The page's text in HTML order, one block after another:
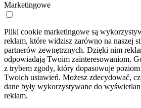
Marketingowe
Pliki cookie marketingowe są
reklam, które widzisz zarówno na naszej
partnerów zewnętrznych. Dzięki nim
odpowiadają Twoim zainteresowaniom.
z trybem zgody, który dopasowuje
Twoich ustawień. Możesz zdecydować,
dane były wykorzystywane do
reklam.